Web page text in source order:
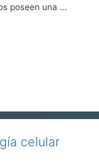
poseen una …
celular